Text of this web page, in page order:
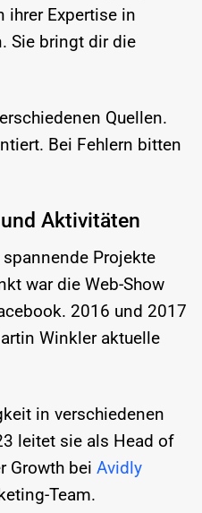
ihrer Expertise in
Sie bringt dir die
Quellen.
Bei Fehlern bitten
Aktivitäten
Projekte
war die Web-Show
2016 und 2017
Winkler aktuelle
in verschiedenen
leitet sie als Head of
Growth bei Avidly
Team.